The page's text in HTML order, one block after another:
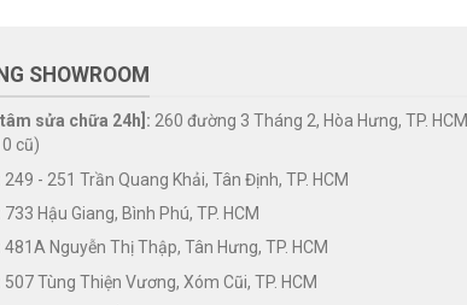
SHOWROOM
sửa chữa 24h]: 260 đường 3 Tháng 2, Hòa Hưng, TP. HCM
cũ)
249 - 251 Trần Quang Khải, Tân Định, TP. HCM
733 Hậu Giang, Bình Phú, TP. HCM
481A Nguyễn Thị Thập, Tân Hưng, TP. HCM
507 Tùng Thiện Vương, Xóm Cũi, TP. HCM